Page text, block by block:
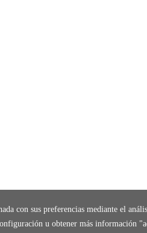
con sus preferencias mediante el
u obtener más información "